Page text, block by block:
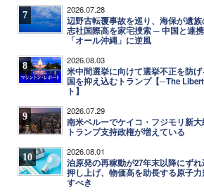
7 2026.07.28
辺野古転覆事故を巡り、海保が遺
志社国際高を家宅捜索 ─ 中国と連
「オール沖縄」に逆風
8 2026.08.03
米中間選挙に向けて選挙不正を防
国を抑え込むトランプ【─The
ト】
9 2026.07.29
南米ペルーでケイコ・フジモリ新
トランプ支持政権が増えている
10 2026.08.01
泊原発の再稼動が27年末以降にず
押し上げ、物価高を助長する原子
すべき